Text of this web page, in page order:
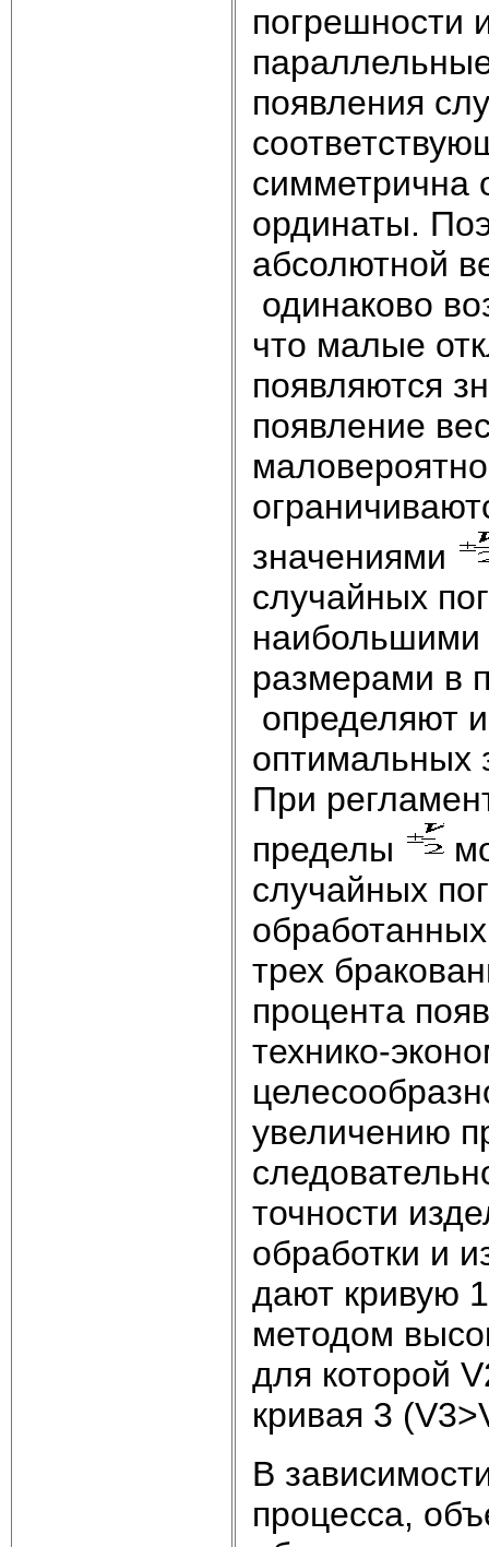
погрешности
появления
симметрична
ординаты.
абсолютной
одинаково
что малые
появляются
появление
значениями
случайных
размерами в
определяют
оптимальных
При
пределы
случайных
трех
процента
технико-
увеличению
точности
обработки и
дают кривую
методом
для которой
кривая 3
В
процесса,